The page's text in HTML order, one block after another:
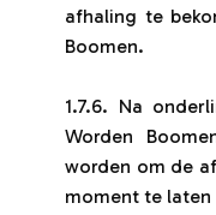
afhaling te
Boomen.
1.7.6. Na
Worden
worden om de
moment te laten